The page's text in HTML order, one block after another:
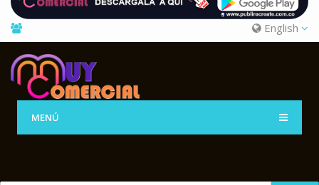
English
MENÚ